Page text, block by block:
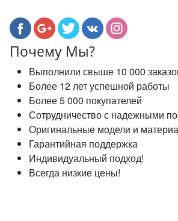
Почему Мы?
Выполнили свыше 10 000
Более 12 лет успешной работы
Более 5 000 покупателей
Сотрудничество с надежными
Оригинальные модели и
Гарантийная поддержка
Индивидуальный подход!
Всегда низкие цены!